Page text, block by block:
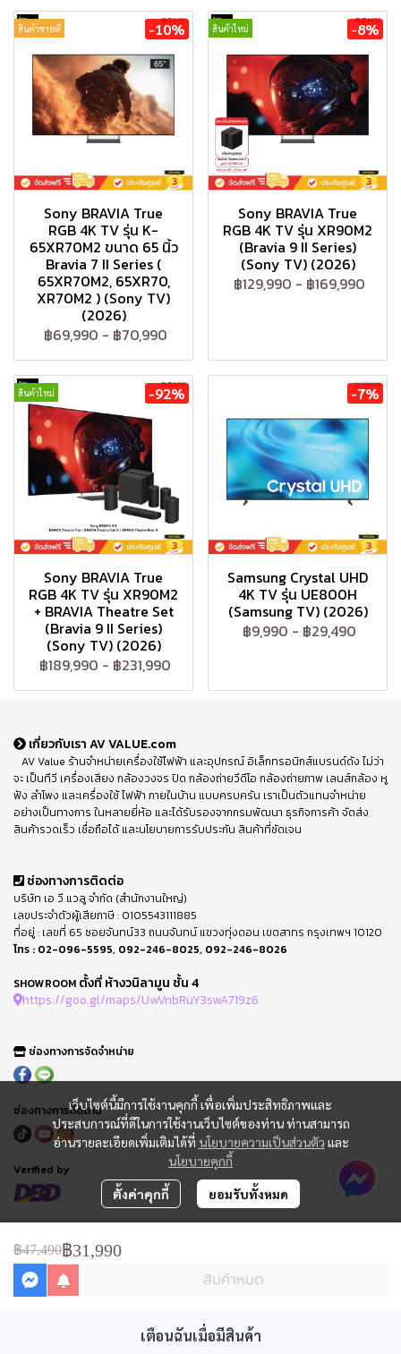
สินค้าขายดี -10%
Sony BRAVIA True
RGB 4K TV รุ่น K-
65XR70M2 ขนาด 65 นิ้ว
Bravia 7 II Series (
65XR70M2, 65XR70,
XR70M2 ) (Sony TV)
(2026)
฿69,990 - ฿70,990
สินค้าใหม่ -8%
Sony BRAVIA True
RGB 4K TV รุ่น XR90M2
(Bravia 9 II Series)
(Sony TV) (2026)
฿129,990 - ฿169,990
สินค้าใหม่ -92%
Sony BRAVIA True
RGB 4K TV รุ่น XR90M2
+ BRAVIA Theatre Set
(Bravia 9 II Series)
(Sony TV) (2026)
฿189,990 - ฿231,990
-7%
Samsung Crystal UHD
4K TV รุ่น UE800H
(Samsung TV) (2026)
฿9,990 - ฿29,490
฿47,490฿31,990
สินค้าหมด
เตือนฉันเมื่อมีสินค้า
เว็บไซต์นี้มีการใช้งานคุกกี้ เพื่อเพิ่มประสิทธิภาพและ
ประสบการณ์ที่ดีในการใช้งานเว็บไซต์ของท่าน ท่านสามารถ
อ่านรายละเอียดเพิ่มเติมได้ที่ นโยบายความเป็นส่วนตัว และ
นโยบายคุกกี้
ตั้งค่าคุกกี้ ยอมรับทั้งหมด
เกี่ยวกับเรา AV VALUE.com
AV Value ร้านจำหน่ายเครื่องใช้ไฟฟ้า และอุปกรณ์ อิเล็กทรอนิกส์แบรนด์ดัง ไม่ว่า
จะ เป็นทีวี เครื่องเสียง กล้องวงจร ปิด กล้องถ่ายวีดีโอ กล้องถ่ายภาพ เลนส์กล้อง หู
ฟัง ลำโพง และเครื่องใช้ ไฟฟ้า ภายในบ้าน แบบครบครัน เราเป็นตัวแทนจำหน่าย
อย่างเป็นทางการ ในหลายยี่ห้อ และได้รับรองจากกรมพัฒนา ธุรกิจการค้า จัดส่ง
สินค้ารวดเร็ว เชื่อถือได้ และนโยบายการรับประกัน สินค้าที่ชัดเจน
ช่องทางการติดต่อ
บริษัท เอ วี แวลู จำกัด (สำนักงานใหญ่)
เลขประจำตัวผู้เสียภาษี : 0105543111885
ที่อยู่ : เลขที่ 65 ซอยจันทน์33 ถนนจันทน์ แขวงทุ่งดอน เขตสาทร กรุงเทพฯ 10120
โทร : 02-096-5595, 092-246-8025, 092-246-8026
SHOWROOM ตั้งที่ ห้างวนิลามูน ชั้น 4
https://goo.gl/maps/UwVnbRuY3swA719z6
ช่องทางการจัดจำหน่าย
ช่องทางการติดตาม
Verified by
ข้อกำหนดการใช้
นโยบายความเป็นส่วนตัว
การจัดการ Cookie
แจ้งชำระเงิน